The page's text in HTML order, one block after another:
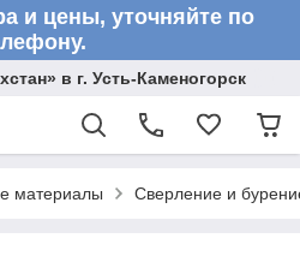
и цены, уточняйте по
в г. Усть-Каменогорск
материалы Сверление и